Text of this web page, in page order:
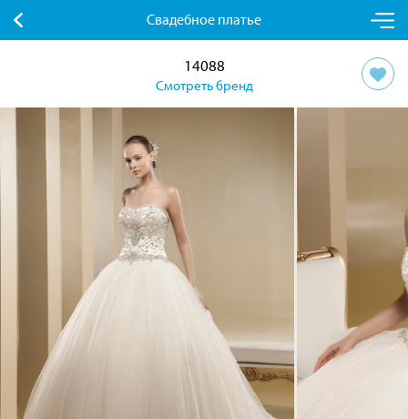
Свадебное платье
14088
Смотреть бренд